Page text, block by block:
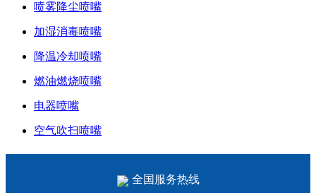
喷雾降尘喷嘴
加湿消毒喷嘴
降温冷却喷嘴
燃油燃烧喷嘴
电器喷嘴
空气吹扫喷嘴
全国服务热线